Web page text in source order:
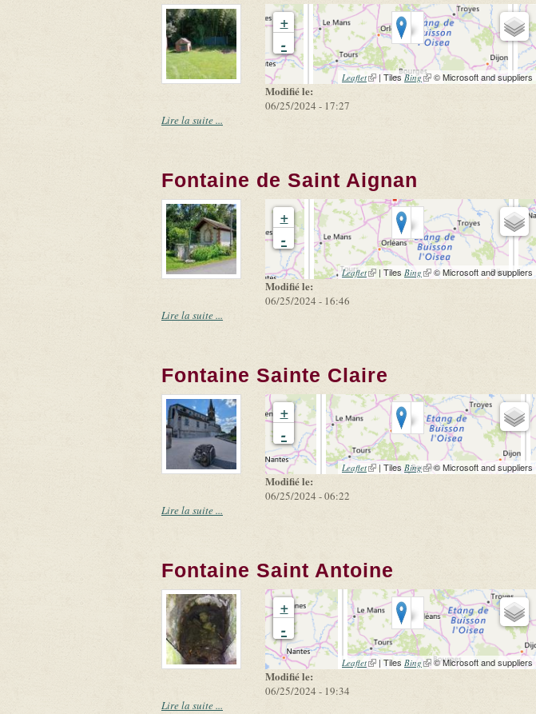
+
-
Leaflet(link is external)
| TilesBing(link is external)
© Microsoft and suppliers
Modifié le:
06/25/2024 - 17:27
Lire la suite ...
Fontaine de Saint Aignan
+
-
Leaflet(link is external)
| Tiles Bing (link is external)
© Microsoft and suppliers
Modifié le:
06/25/2024 - 16:46
Lire la suite ...
Fontaine Sainte Claire
+
-
Leaflet(link is external)
| Tiles Bing(link is external)
© Microsoft and suppliers
Modifié le:
06/25/2024 - 06:22
Lire la suite ...
Fontaine Saint Antoine
+
-
Leaflet(link is external)
| Tiles Bing (link is external)
© Microsoft and suppliers
Modifié le:
06/25/2024 - 19:34
Lire la suite ...